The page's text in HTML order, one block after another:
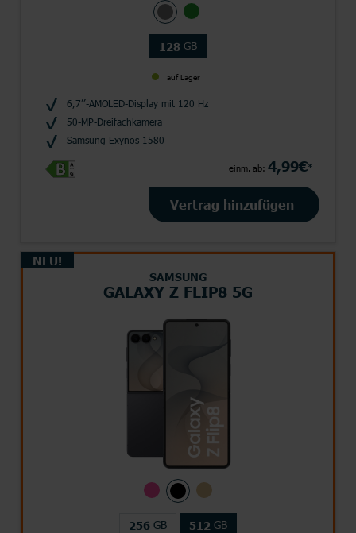
128 GB
auf Lager
6,7’’-AMOLED-Display mit 120 Hz
50-MP-Dreifachkamera
Samsung Exynos 1580
einm. ab: 4,99€*
Vertrag hinzufügen
NEU!
SAMSUNG
GALAXY Z FLIP8 5G
256 GB 512 GB